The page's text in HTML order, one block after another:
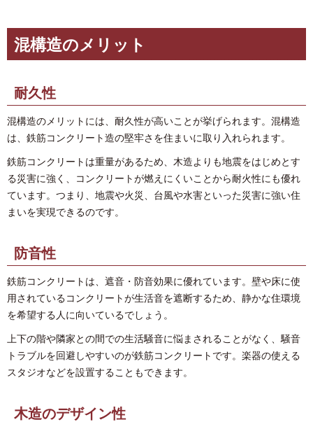
混構造のメリット
耐久性
混構造のメリットには、耐久性が高いことが挙げられます。混構造
は、鉄筋コンクリート造の堅牢さを住まいに取り入れられます。
鉄筋コンクリートは重量があるため、木造よりも地震をはじめとす
る災害に強く、コンクリートが燃えにくいことから耐火性にも優れ
ています。つまり、地震や火災、台風や水害といった災害に強い住
まいを実現できるのです。
防音性
鉄筋コンクリートは、遮音・防音効果に優れています。壁や床に使
用されているコンクリートが生活音を遮断するため、静かな住環境
を希望する人に向いているでしょう。
上下の階や隣家との間での生活騒音に悩まされることがなく、騒音
トラブルを回避しやすいのが鉄筋コンクリートです。楽器の使える
スタジオなどを設置することもできます。
木造のデザイン性